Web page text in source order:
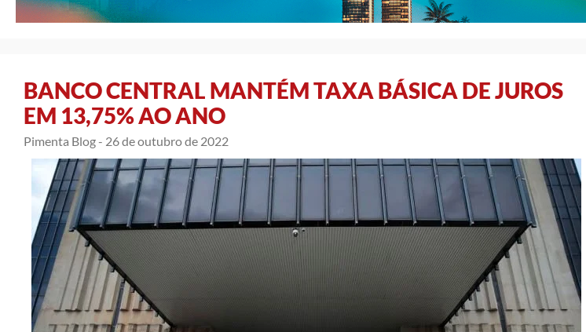
BANCO CENTRAL MANTÉM TAXA BÁSICA DE JUROS
EM 13,75% AO ANO
Pimenta Blog - 26 de outubro de 2022